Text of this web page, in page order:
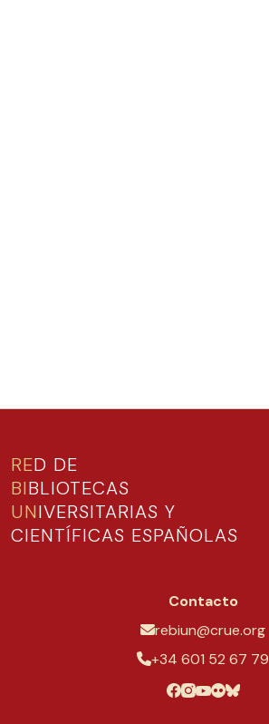
RED DE
BIBLIOTECAS
UNIVERSITARIAS Y
CIENTÍFICAS ESPAÑOLAS
Contacto
rebiun@crue.org
+34 601 52 67 79